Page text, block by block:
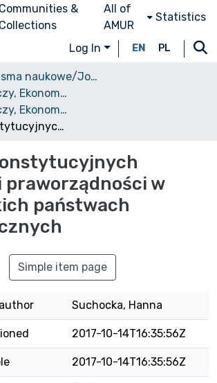
Communities &
Collections
All of
AMUR
Statistics
Log In EN PL
Czasopisma naukowe/Journals
Ruch Prawniczy, Ekonomiczny i Socjologiczny
Ruch Prawniczy, Ekonomiczny i Socjologiczny, 1974, nr 2
Rodzaje konstytucyjnych gwarancji praworządności w europejskich państwach socjalistycznych
w
państwach
Simple item page
Suchocka, Hanna
2017-10-14T16:35:56Z
2017-10-14T16:35:56Z